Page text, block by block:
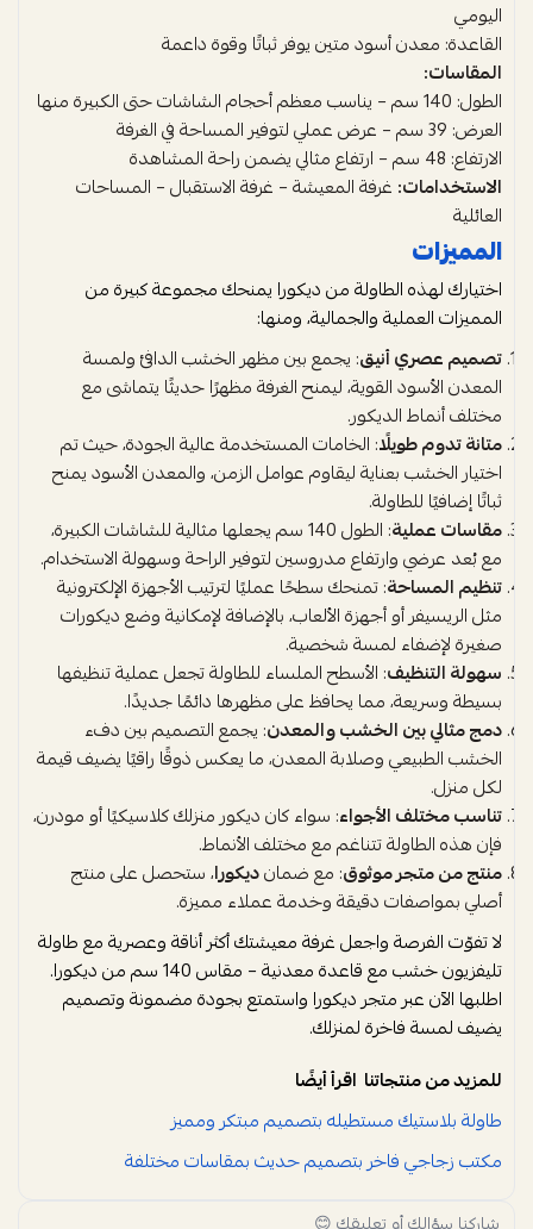
اليومي
القاعدة: معدن أسود متين يوفر ثباتًا وقوة داعمة
المقاسات:
الطول: 140 سم – يناسب معظم أحجام الشاشات حتى الكبيرة منها
العرض: 39 سم – عرض عملي لتوفير المساحة في الغرفة
الارتفاع: 48 سم – ارتفاع مثالي يضمن راحة المشاهدة
الاستخدامات: غرفة المعيشة – غرفة الاستقبال – المساحات
العائلية
المميزات
اختيارك لهذه الطاولة من ديكورا يمنحك مجموعة كبيرة من
المميزات العملية والجمالية، ومنها:
تصميم عصري أنيق: يجمع بين مظهر الخشب الدافئ ولمسة
المعدن الأسود القوية، ليمنح الغرفة مظهرًا حديثًا يتماشى مع
مختلف أنماط الديكور.
متانة تدوم طويلًا: الخامات المستخدمة عالية الجودة، حيث تم
اختيار الخشب بعناية ليقاوم عوامل الزمن، والمعدن الأسود يمنح
ثباتًا إضافيًا للطاولة.
مقاسات عملية
: الطول 140 سم يجعلها مثالية للشاشات الكبيرة،
مع بُعد عرضي وارتفاع مدروسين لتوفير الراحة وسهولة الاستخدام.
تنظيم المساحة: تمنحك سطحًا عمليًا لترتيب الأجهزة الإلكترونية
مثل الريسيفر أو أجهزة الألعاب، بالإضافة لإمكانية وضع ديكورات
صغيرة لإضفاء لمسة شخصية.
سهولة التنظيف: الأسطح الملساء للطاولة تجعل عملية تنظيفها
بسيطة وسريعة، مما يحافظ على مظهرها دائمًا جديدًا.
دمج مثالي بين الخشب والمعدن: يجمع التصميم بين دفء
الخشب الطبيعي وصلابة المعدن، ما يعكس ذوقًا راقيًا يضيف قيمة
لكل منزل.
تناسب مختلف الأجواء: سواء كان ديكور منزلك كلاسيكيًا أو مودرن،
فإن هذه الطاولة تتناغم مع مختلف الأنماط.
منتج من متجر موثوق: مع ضمانديكورا، ستحصل على منتج
أصلي بمواصفات دقيقة وخدمة عملاء مميزة.
لا تفوّت الفرصة واجعل غرفة معيشتك أكثر أناقة وعصرية مع طاولة
تليفزيون خشب مع قاعدة معدنية – مقاس 140 سم من ديكورا.
اطلبها الآن عبر متجر ديكورا واستمتع بجودة مضمونة وتصميم
يضيف لمسة فاخرة لمنزلك.
للمزيد من منتجاتنا اقرأ أيضًا
طاولة بلاستيك مستطيله بتصميم مبتكر ومميز
مكتب زجاجي فاخر بتصميم حديث بمقاسات مختلفة